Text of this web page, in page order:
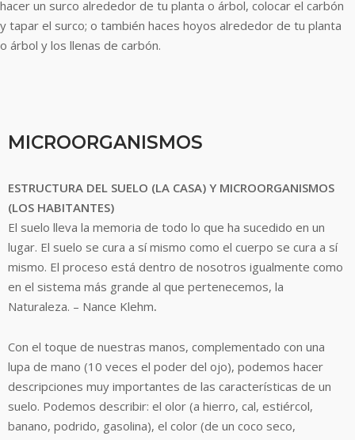
hacer un surco alrededor de tu planta o árbol, colocar el carbón
y tapar el surco; o también haces hoyos alrededor de tu planta
o árbol y los llenas de carbón.
MICROORGANISMOS
ESTRUCTURA DEL SUELO (LA CASA) Y MICROORGANISMOS
(LOS HABITANTES)
El suelo lleva la memoria de todo lo que ha sucedido en un
lugar. El suelo se cura a sí mismo como el cuerpo se cura a sí
mismo. El proceso está dentro de nosotros igualmente como
en el sistema más grande al que pertenecemos, la
Naturaleza. – Nance Klehm.
Con el toque de nuestras manos, complementado con una
lupa de mano (10 veces el poder del ojo), podemos hacer
descripciones muy importantes de las características de un
suelo. Podemos describir: el olor (a hierro, cal, estiércol,
banano, podrido, gasolina), el color (de un coco seco,